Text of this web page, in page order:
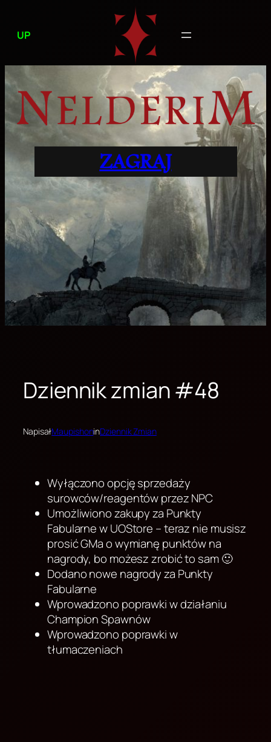
treści
UP
ZAGRAJ
Dziennik zmian #48
NapisałMaupishoninDziennik Zmian
Wyłączono opcję sprzedaży
surowców/reagentów przez NPC
Umożliwiono zakupy za Punkty
Fabularne w UOStore – teraz nie musisz
prosić GMa o wymianę punktów na
nagrody, bo możesz zrobić to sam 🙂
Dodano nowe nagrody za Punkty
Fabularne
Wprowadzono poprawki w działaniu
Champion Spawnów
Wprowadzono poprawki w
tłumaczeniach